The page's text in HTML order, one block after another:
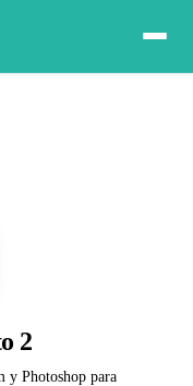
2
y Photoshop para